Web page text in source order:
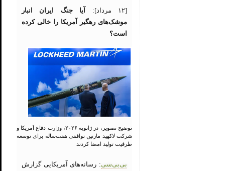
[۱۲ مرداد]:
آیا جنگ ایران انبار
موشک‌های رهگیر آمریکا را خالی کرده
است؟
توضیح تصویر، در ژانویه ۲۰۲۶، وزارت دفاع آمریکا و
شرکت لاکهید مارتین توافقی هفت‌ساله برای توسعه
ظرفیت تولید امضا کردند
بی‌بی‌سی: رسانه‌های آمریکایی گزارش